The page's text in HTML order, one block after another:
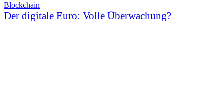
Blockchain
Der digitale Euro: Volle Überwachung?